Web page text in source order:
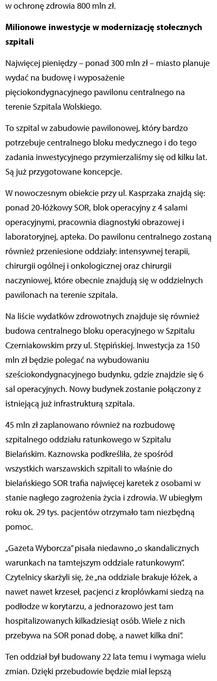
w ochronę zdrowia 800 mln zł.
Milionowe inwestycje w modernizację stołecznych
szpitali
Najwięcej pieniędzy – ponad 300 mln zł – miasto planuje
wydać na budowę i wyposażenie
pięciokondygnacyjnego pawilonu centralnego na
terenie Szpitala Wolskiego.
To szpital w zabudowie pawilonowej, który bardzo
potrzebuje centralnego bloku medycznego i do tego
zadania inwestycyjnego przymierzaliśmy się od kilku lat.
Są już przygotowane koncepcje.
W nowoczesnym obiekcie przy ul. Kasprzaka znajdą się:
ponad 20-łóżkowy SOR, blok operacyjny z 4 salami
operacyjnymi, pracownia diagnostyki obrazowej i
laboratoryjnej, apteka. Do pawilonu centralnego zostaną
również przeniesione oddziały: intensywnej terapii,
chirurgii ogólnej i onkologicznej oraz chirurgii
naczyniowej, które obecnie znajdują się w oddzielnych
pawilonach na terenie szpitala.
Na liście wydatków zdrowotnych znajduje się również
budowa centralnego bloku operacyjnego w Szpitalu
Czerniakowskim przy ul. Stępińskiej. Inwestycja za 150
mln zł będzie polegać na wybudowaniu
sześciokondygnacyjnego budynku, gdzie znajdzie się 6
sal operacyjnych. Nowy budynek zostanie połączony z
istniejącą już infrastrukturą szpitala.
45 mln zł zaplanowano również na rozbudowę
szpitalnego oddziału ratunkowego w Szpitalu
Bielańskim. Kaznowska podkreśliła, że spośród
wszystkich warszawskich szpitali to właśnie do
bielańskiego SOR trafia najwięcej karetek z osobami w
stanie nagłego zagrożenia życia i zdrowia. W ubiegłym
roku ok. 29 tys. pacjentów otrzymało tam niezbędną
pomoc.
„Gazeta Wyborcza” pisała niedawno „o skandalicznych
warunkach na tamtejszym oddziale ratunkowym”.
Czytelnicy skarżyli się, że „na oddziale brakuje łóżek, a
nawet nawet krzeseł, pacjenci z kroplówkami siedzą na
podłodze w korytarzu, a jednorazowo jest tam
hospitalizowanych kilkadziesiąt osób. Wiele z nich
przebywa na SOR ponad dobę, a nawet kilka dni”.
Ten oddział był budowany 22 lata temu i wymaga wielu
zmian. Dzięki przebudowie będzie miał lepszą